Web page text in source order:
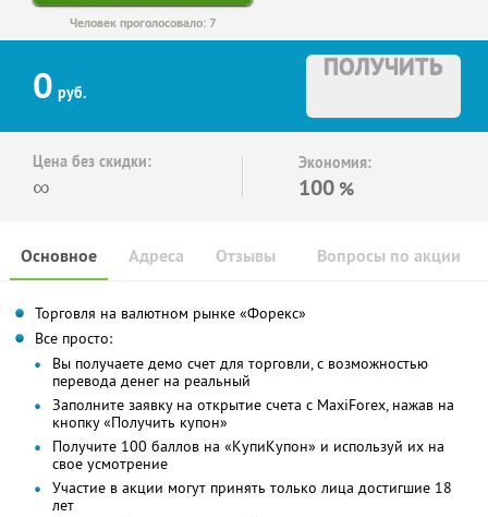
Человек проголосовало: 7
0 руб.
ПОЛУЧИТЬ
Цена без скидки:
∞
Экономия:
100 %
Основное Отзывы Вопросы по акции
Адреса
Торговля на валютном рынке «Форекс»
Все просто:
Вы получаете демо счет для торговли, с возможностью
перевода денег на реальный
Заполните заявку на открытие счета с MaxiForex, нажав на
кнопку «Получить купон»
Получите 100 баллов на «КупиКупон» и используй их на
свое усмотрение
Участие в акции могут принять только лица достигшие 18
лет